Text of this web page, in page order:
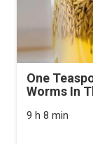
One
Worms In
9 h 8 min